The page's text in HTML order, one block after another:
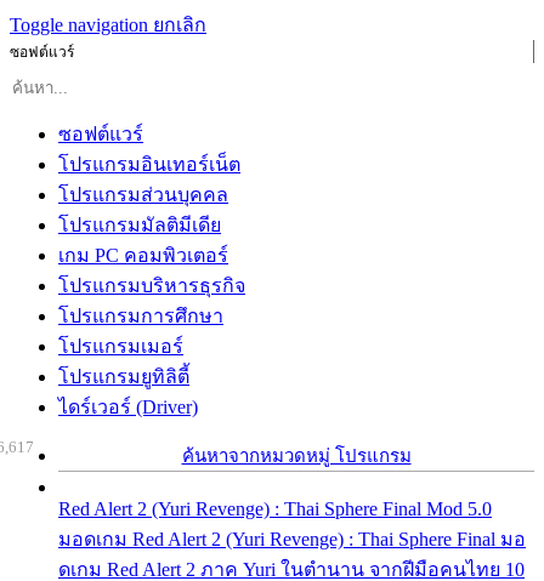
Toggle navigation ยกเลิก
ซอฟต์แวร์
ซอฟต์แวร์
โปรแกรมอินเทอร์เน็ต
โปรแกรมส่วนบุคคล
โปรแกรมมัลติมีเดีย
เกม PC คอมพิวเตอร์
โปรแกรมบริหารธุรกิจ
โปรแกรมการศึกษา
โปรแกรมเมอร์
โปรแกรมยูทิลิตี้
ไดร์เวอร์ (Driver)
ค้นหาจากหมวดหมู่ โปรแกรม
Red Alert 2 (Yuri Revenge) : Thai Sphere Final Mod 5.0
มอดเกม Red Alert 2 (Yuri Revenge) : Thai Sphere Final มอ
ดเกม Red Alert 2 ภาค Yuri ในตำนาน จากฝีมือคนไทย 10